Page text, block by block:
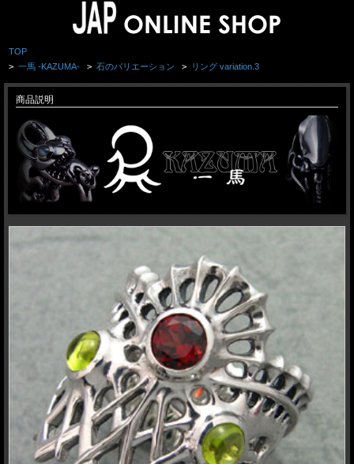
TOP
> 一馬 -KAZUMA- > 石のバリエーション > リング variation.3
商品説明